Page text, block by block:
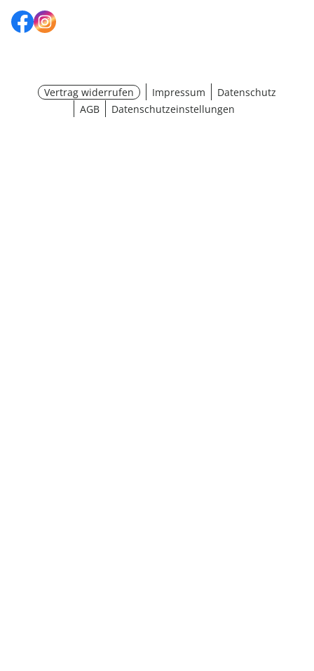
Vertrag widerrufen Impressum
Datenschutz
AGB
Datenschutzeinstellungen